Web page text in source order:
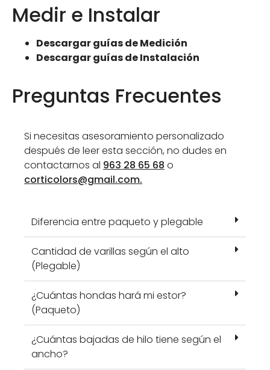
Medir e Instalar
Descargar guías de Medición
Descargar guías de Instalación
Preguntas Frecuentes
Si necesitas asesoramiento personalizado
después de leer esta sección, no dudes en
contactarnos al 963 28 65 68 o
corticolors@gmail.com.
Diferencia entre paqueto y plegable
Cantidad de varillas según el alto
(Plegable)
¿Cuántas hondas hará mi estor?
(Paqueto)
¿Cuántas bajadas de hilo tiene según el
ancho?